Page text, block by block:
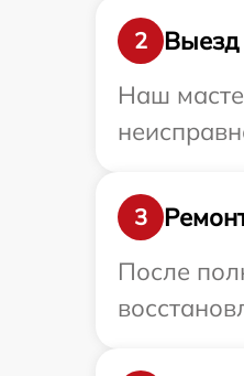
2
Выезд
Наш
3
После